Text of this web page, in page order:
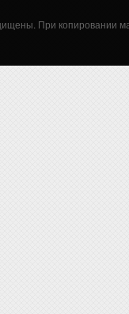
При копировании